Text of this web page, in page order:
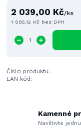
2 039,00 Kč/ks
1 685,12 Kč bez DPH
Číslo produktu:
EAN kód:
Kamenné
Navštivte